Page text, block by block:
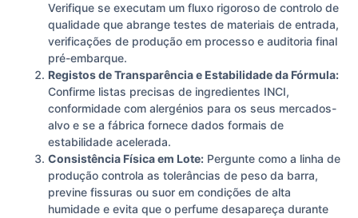
Verifique se executam um fluxo rigoroso de controlo de
qualidade que abrange testes de materiais de entrada,
verificações de produção em processo e auditoria final
pré-embarque.
Registos de Transparência e Estabilidade da Fórmula:
Confirme listas precisas de ingredientes INCI,
conformidade com alergénios para os seus mercados-
alvo e se a fábrica fornece dados formais de
estabilidade acelerada.
Consistência Física em Lote: Pergunte como a linha de
produção controla as tolerâncias de peso da barra,
previne fissuras ou suor em condições de alta
humidade e evita que o perfume desapareça durante